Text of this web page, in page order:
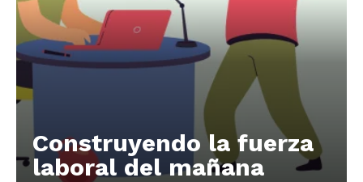
Construyendo la fuerza
laboral del mañana